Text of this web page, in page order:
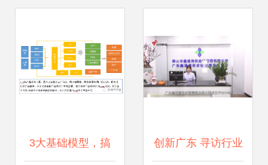
3大基础模型，搞 创新广东 寻访行业